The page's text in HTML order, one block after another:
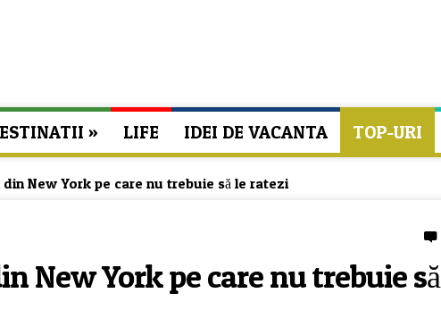
» LIFE IDEI DE VACANTA TOP-URI
din New York pe care nu trebuie să le ratezi
New York pe care nu trebuie să